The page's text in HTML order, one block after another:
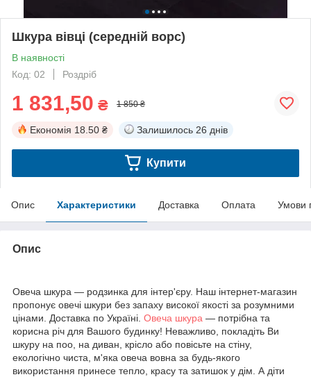
Шкура вівці (середній ворс)
В наявності
Код: 02
Роздріб
1 831,50 ₴ 1 850 ₴
Економія 18.50 ₴ Залишилось 26 днів
Купити
Опис Характеристики Доставка Оплата Умови
Опис
Овеча шкура — родзинка для інтер'єру. Наш інтернет-магазин
пропонує овечі шкури без запаху високої якості за розумними
цінами. Доставка по Україні. Овеча шкура — потрібна та
корисна річ для Вашого будинку! Неважливо, покладіть Ви
шкуру на поо, на диван, крісло або повісьте на стіну,
екологічно чиста, м'яка овеча вовна за будь-якого
використання принесе тепло, красу та затишок у дім. А діти